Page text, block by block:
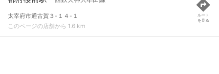
太宰府市通古賀３-１４-１
このページの店舗から 1.6 km
ルート
を見る